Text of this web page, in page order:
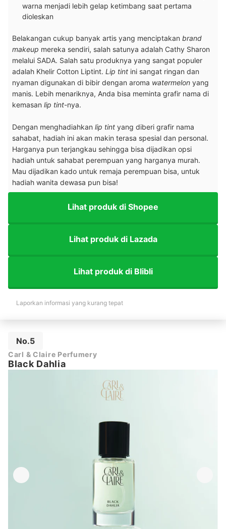
warna menjadi lebih gelap ketimbang saat pertama
dioleskan
Belakangan cukup banyak artis yang menciptakan brand
makeup mereka sendiri, salah satunya adalah Cathy Sharon
melalui SADA. Salah satu produknya yang sangat populer
adalah Khelir Cotton Liptint. Lip tint ini sangat ringan dan
nyaman digunakan di bibir dengan aroma watermelon yang
manis. Lebih menariknya, Anda bisa meminta grafir nama di
kemasan lip tint-nya.
Dengan menghadiahkan lip tint yang diberi grafir nama
sahabat, hadiah ini akan makin terasa spesial dan personal.
Harganya pun terjangkau sehingga bisa dijadikan opsi
hadiah untuk sahabat perempuan yang harganya murah.
Mau dijadikan kado untuk remaja perempuan bisa, untuk
hadiah wanita dewasa pun bisa!
Lihat produk di Shopee
Lihat produk di Lazada
Lihat produk di Blibli
Laporkan informasi yang kurang tepat
No.5
Carl & Claire Perfumery
Black Dahlia